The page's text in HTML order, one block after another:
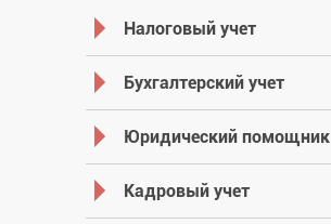
Налоговый учет
Бухгалтерский учет
Юридический помощник
Кадровый учет